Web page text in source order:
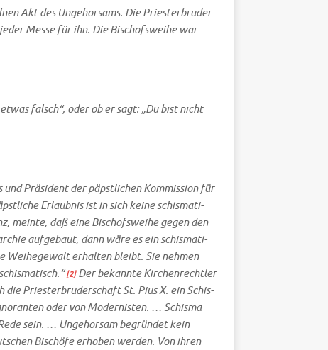
Akt des Unge­hor­sams. Die Prie­ster­bru­der­
Mes­se für ihn. Die Bischofs­wei­he war
falsch“, oder ob er sagt: „Du bist nicht
Prä­si­dent der päpst­li­chen Kom­mis­si­on für
Erlaub­nis ist in sich kei­ne schis­ma­ti­
mein­te, daß eine Bischofs­wei­he gegen den
auf­ge­baut, dann wäre es ein schis­ma­ti­
Wei­he­ge­walt erhal­ten bleibt. Sie neh­men
[2]Der bekann­te Kir­chen­recht­ler
die Prie­ster­bru­der­schaft St. Pius X. ein Schis­
oder von Moder­ni­sten. … Schis­ma
sein. … Unge­hor­sam begrün­det kein
Bischö­fe erho­ben wer­den. Von ihren